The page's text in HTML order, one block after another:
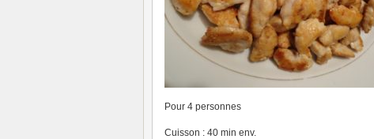
Pour 4 personnes
Cuisson : 40 min env.